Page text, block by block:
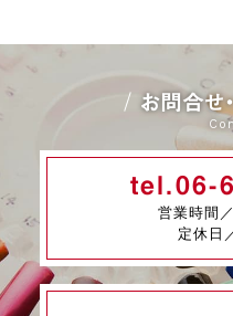
お問合せ
tel.06-
営業時間
定休日